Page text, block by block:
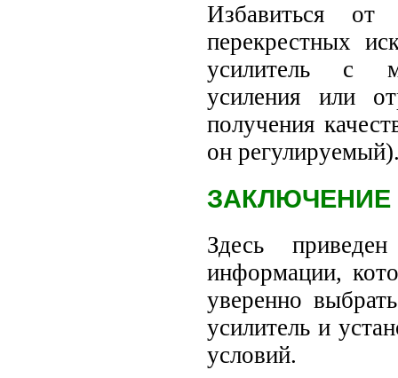
Избавиться
перекрестных
усилитель с
усиления или
получения
он
ЗАКЛЮЧЕНИЕ
Здесь
информации,
уверенно
усилитель и
условий.